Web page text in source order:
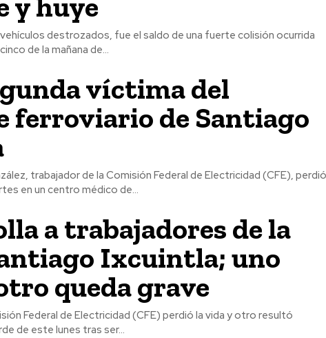
destrozados, fue el saldo de una fuerte colisión ocurrida
de la mañana de...
víctima del
ferroviario de Santiago
trabajador de la Comisión Federal de Electricidad (CFE),
en un centro médico de...
a trabajadores de la
Ixcuintla; uno
queda grave
Federal de Electricidad (CFE) perdió la vida y otro resultó
de este lunes tras ser...